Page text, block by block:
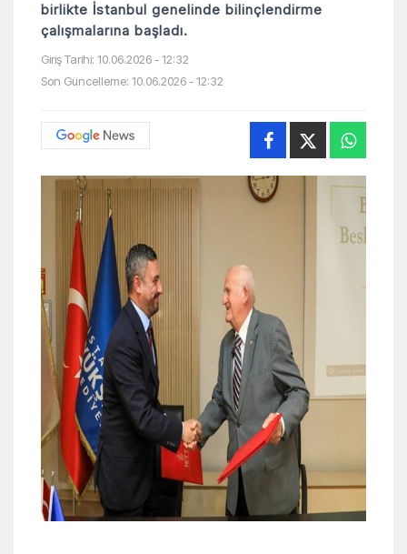
birlikte İstanbul genelinde bilinçlendirme
çalışmalarına başladı.
Giriş Tarihi: 10.06.2026 - 12:32
Son Güncelleme: 10.06.2026 - 12:32